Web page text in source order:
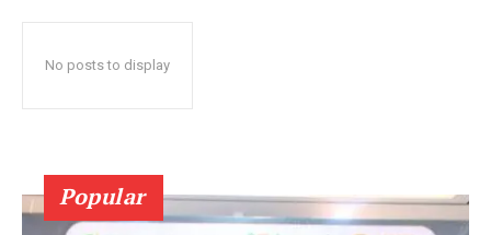
No posts to display
Popular